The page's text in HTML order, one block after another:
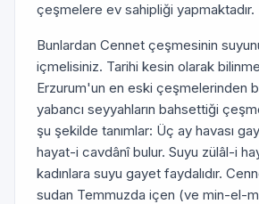
çeşmelere ev sahipliği yapmaktadır.
Bunlardan Cennet çeşmesinin
içmelisiniz. Tarihi kesin olarak
Erzurum'un en eski çeşmelerinden
yabancı seyyahların bahsettiği
şu şekilde tanımlar: Üç ay havası
hayat-i cavdânî bulur. Suyu zülâl-i
kadınlara suyu gayet faydalıdır.
sudan Temmuzda içen (ve min-el-